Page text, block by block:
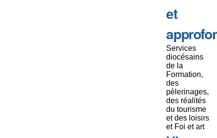
et
Services
diocésains
de la
Formation,
des
pèlerinages,
des réalités
du tourisme
et des loisirs
et Foi et art